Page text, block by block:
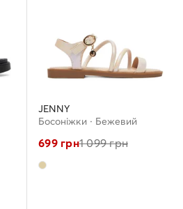
JENNY
Босоніжки · Бежевий
699грн1 099грн